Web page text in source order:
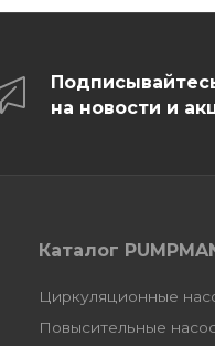
на новости и
Каталог
Циркуляционные
Повысительные